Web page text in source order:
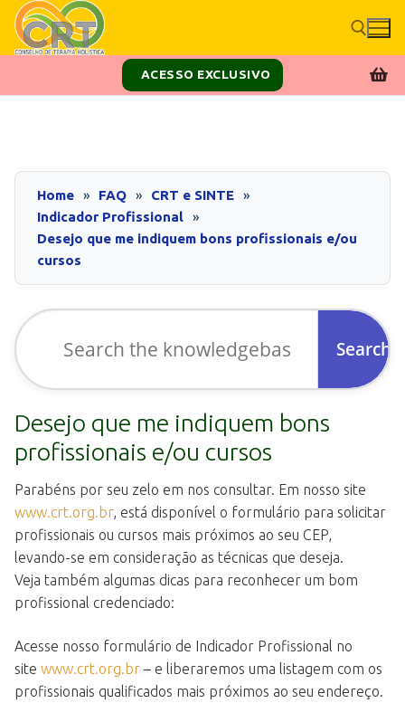
ACESSO EXCLUSIVO
Home FAQ
CRT e SINTE
Indicador Profissional
Desejo que me indiquem bons profissionais e/ou
cursos
Desejo que me indiquem bons
profissionais e/ou cursos
Parabéns por seu zelo em nos consultar. Em nosso site
www.crt.org.br, está disponível o formulário para solicitar
profissionais ou cursos mais próximos ao seu CEP,
levando-se em consideração as técnicas que deseja.
Veja também algumas dicas para reconhecer um bom
profissional credenciado:
Acesse nosso formulário de Indicador Profissional no
site www.crt.org.br – e liberaremos uma listagem com os
profissionais qualificados mais próximos ao seu endereço.